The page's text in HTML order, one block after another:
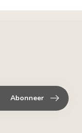
Abonneer